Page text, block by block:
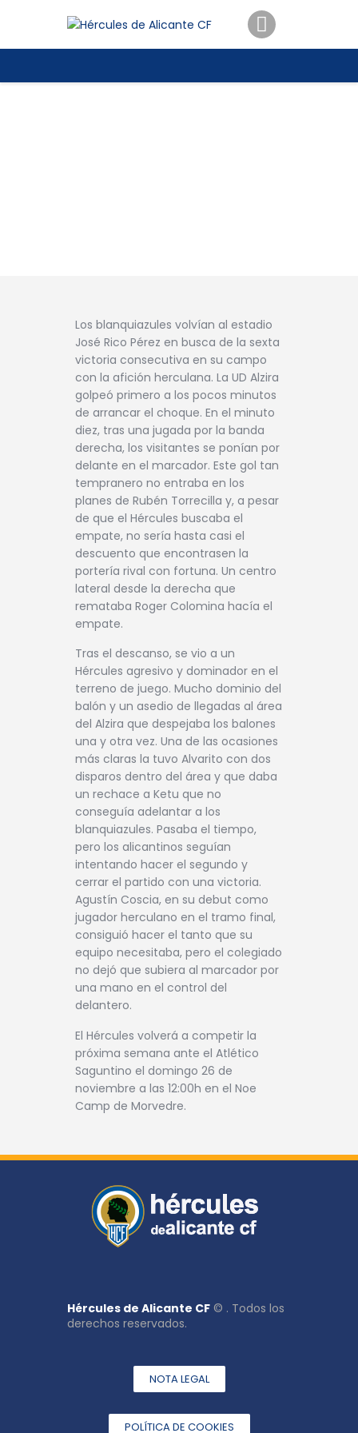
ENTRADAS
TIENDA
Los blanquiazules volvían al estadio
José Rico Pérez en busca de la sexta
victoria consecutiva en su campo
con la afición herculana. La UD Alzira
golpeó primero a los pocos minutos
de arrancar el choque. En el minuto
diez, tras una jugada por la banda
derecha, los visitantes se ponían por
delante en el marcador. Este gol tan
tempranero no entraba en los
planes de Rubén Torrecilla y, a pesar
de que el Hércules buscaba el
empate, no sería hasta casi el
descuento que encontrasen la
portería rival con fortuna. Un centro
lateral desde la derecha que
remataba Roger Colomina hacía el
empate.
Tras el descanso, se vio a un
Hércules agresivo y dominador en el
terreno de juego. Mucho dominio del
balón y un asedio de llegadas al área
del Alzira que despejaba los balones
una y otra vez. Una de las ocasiones
más claras la tuvo Alvarito con dos
disparos dentro del área y que daba
un rechace a Ketu que no
conseguía adelantar a los
blanquiazules. Pasaba el tiempo,
pero los alicantinos seguían
intentando hacer el segundo y
cerrar el partido con una victoria.
Agustín Coscia, en su debut como
jugador herculano en el tramo final,
consiguió hacer el tanto que su
equipo necesitaba, pero el colegiado
no dejó que subiera al marcador por
una mano en el control del
delantero.
El Hércules volverá a competir la
próxima semana ante el Atlético
Saguntino el domingo 26 de
noviembre a las 12:00h en el Noe
Camp de Morvedre.
Hércules de Alicante CF © . Todos los
derechos reservados.
NOTA LEGAL
POLÍTICA DE COOKIES